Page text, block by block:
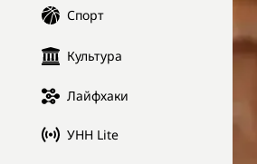
Спорт
Культура
Лайфхаки
УНН Lite